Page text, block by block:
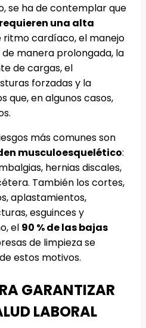
se ha de contemplar que
requieren una alta
ritmo cardíaco, el manejo
manera prolongada, la
de cargas, el
forzadas y la
que, en algunos casos,
más comunes son
musculoesquelético:
hernias discales,
También los cortes,
aplastamientos,
esguinces y
el 90 % de las bajas
de limpieza se
estos motivos.
GARANTIZAR
LABORAL